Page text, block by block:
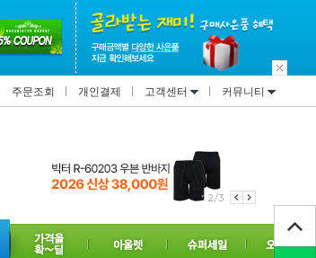
주문조회 개인결제 고객센터 커뮤니티
2/3